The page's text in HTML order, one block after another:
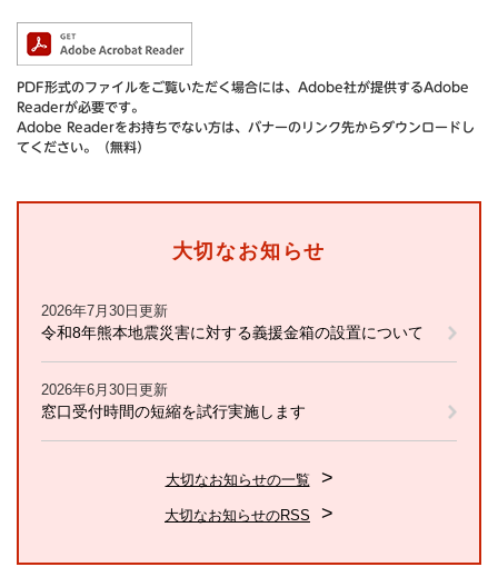
PDF形式のファイルをご覧いただく場合には、Adobe社が提供するAdobe
Readerが必要です。
Adobe Readerをお持ちでない方は、バナーのリンク先からダウンロードし
てください。（無料）
大切なお知らせ
2026年7月30日更新
令和8年熊本地震災害に対する義援金箱の設置について
2026年6月30日更新
窓口受付時間の短縮を試行実施します
大切なお知らせの一覧
大切なお知らせのRSS